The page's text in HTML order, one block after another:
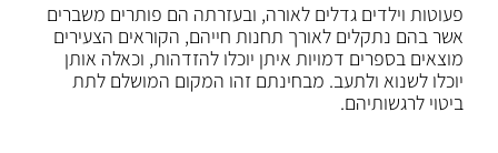
פעוטות וילדים גדלים לאורה, ובעזרתה הם פותרים משברים
אשר בהם נתקלים לאורך תחנות חייהם, הקוראים הצעירים
מוצאים בספרים דמויות איתן יוכלו להזדהות, וכאלה אותן
יוכלו לשנוא ולתעב. מבחינתם זהו המקום המושלם לתת
ביטוי לרגשותיהם.